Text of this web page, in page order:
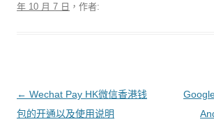
年 10 月 7 日 ，作者:
文章導覽
← Wechat Pay HK微信香港钱
包的开通以及使用说明